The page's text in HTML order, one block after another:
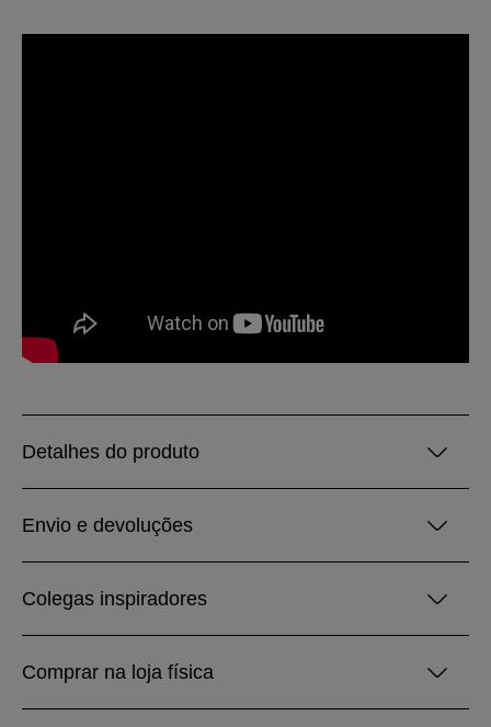
Detalhes do produto
Envio e devoluções
Colegas inspiradores
Comprar na loja física